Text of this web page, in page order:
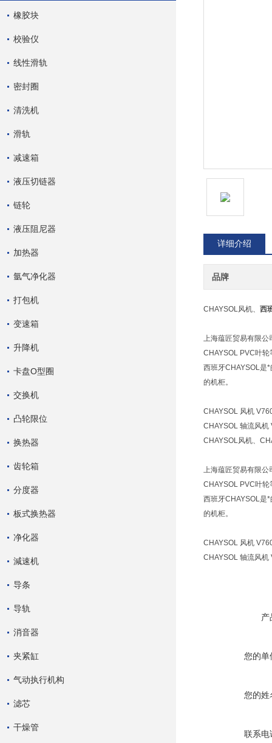
橡胶块
校验仪
线性滑轨
密封圈
清洗机
滑轨
减速箱
液压切链器
链轮
液压阻尼器
加热器
氩气净化器
打包机
变速箱
升降机
卡盘O型圈
交换机
凸轮限位
换热器
齿轮箱
分度器
板式换热器
净化器
減速机
导条
导轨
消音器
夹紧缸
气动执行机构
滤芯
干燥管
详细介绍
品牌
CHAYSOL风机、 西
上海蕴匠贸易有限公
CHAYSOL PVC叶轮
西班牙CHAYSOL是
的机柜。
CHAYSOL 风机
CHAYSOL 轴流风
CHAYSOL风机、
上海蕴匠贸易有限公
CHAYSOL PVC叶轮
西班牙CHAYSOL是
的机柜。
CHAYSOL 风机
CHAYSOL 轴流风
产
您的单
您的姓
联系电